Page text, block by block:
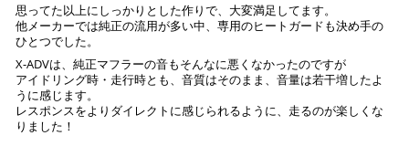
思ってた以上にしっかりとした作りで、大変満足してます。
他メーカーでは純正の流用が多い中、専用のヒートガードも決め手の
ひとつでした。
X-ADVは、純正マフラーの音もそんなに悪くなかったのですが
アイドリング時・走行時とも、音質はそのまま、音量は若干増したよ
うに感じます。
レスポンスをよりダイレクトに感じられるように、走るのが楽しくな
りました！